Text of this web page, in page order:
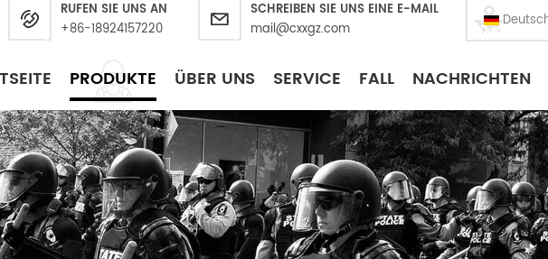
RUFEN SIE UNS AN
+86-18924157220
SCHREIBEN SIE UNS EINE E-MAIL
mail@cxxgz.com
PRODUKTE ÜBER UNS SERVICE FALL NACHRICHTEN